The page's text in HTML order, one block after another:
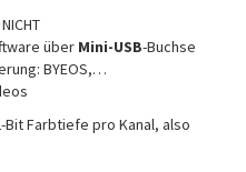
über Mini-USB-Buchse
BYEOS,…
Bit Farbtiefe pro Kanal, also